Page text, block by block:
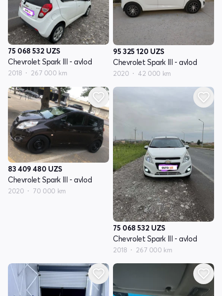
75 068 532 UZS
Chevrolet Spark III - avlod
2018 267 000 km
95 325 120 UZS
Chevrolet Spark III - avlod
2020 42 000 km
83 409 480 UZS
Chevrolet Spark III - avlod
2020 70 000 km
75 068 532 UZS
Chevrolet Spark III - avlod
2018 267 000 km